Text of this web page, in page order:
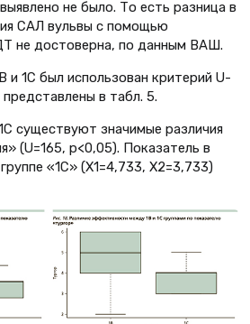
не было. То есть разница в
САЛ вульвы с помощью
не достоверна, по данным ВАШ.
и 1С был использован критерий U-
в табл. 5.
существуют значимые различия
(U=165, p<0,05). Показатель в
«1С» (X1=4,733, X2=3,733)